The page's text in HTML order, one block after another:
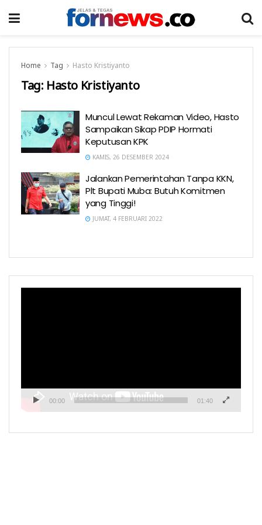
Home Tag Hasto Kristiyanto
Tag: Hasto Kristiyanto
Muncul Lewat Rekaman Video, Hasto
Sampaikan Sikap PDIP Hormati
Keputusan KPK
KAMIS, 26 DESEMBER 2024
Jalankan Pemerintahan Tanpa KKN,
Plt Bupati Muba: Butuh Komitmen
yang Tinggi!
JUMAT, 4 FEBRUARI 2022
00:00 01:40